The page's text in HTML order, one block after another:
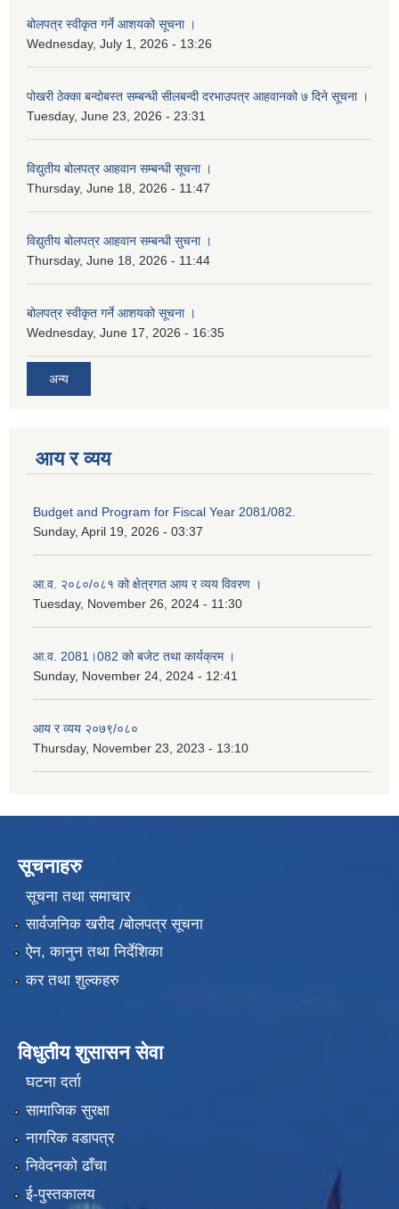
बोलपत्र स्वीकृत गर्ने आशयको सूचना ।
Wednesday, July 1, 2026 - 13:26
पोखरी ठेक्का बन्दोबस्त सम्बन्धी सीलबन्दी दरभाउपत्र आहवानको ७ दिने सूचना ।
Tuesday, June 23, 2026 - 23:31
विद्युतीय बोलपत्र आहवान सम्बन्धी सूचना ।
Thursday, June 18, 2026 - 11:47
विद्युतीय बोलपत्र आहवान सम्बन्धी सुचना ।
Thursday, June 18, 2026 - 11:44
बोलपत्र स्वीकृत गर्ने आशयको सूचना ।
Wednesday, June 17, 2026 - 16:35
अन्य
आय र व्यय
Budget and Program for Fiscal Year 2081/082.
Sunday, April 19, 2026 - 03:37
आ.व. २०८०/०८१ को क्षेत्रगत आय र व्यय विवरण ।
Tuesday, November 26, 2024 - 11:30
आ.व. 2081।082 को बजेट तथा कार्यक्रम ।
Sunday, November 24, 2024 - 12:41
आय र व्यय २०७९/०८०
Thursday, November 23, 2023 - 13:10
सूचनाहरु
सूचना तथा समाचार
सार्वजनिक खरीद /बोलपत्र सूचना
ऐन, कानुन तथा निर्देशिका
कर तथा शुल्कहरु
विधुतीय शुसासन सेवा
घटना दर्ता
सामाजिक सुरक्षा
नागरिक वडापत्र
निवेदनको ढाँचा
ई-पुस्तकालय